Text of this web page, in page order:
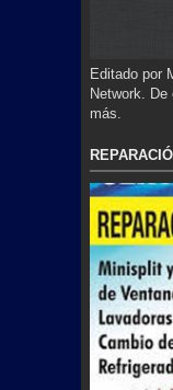
Editado por
Network.
más.